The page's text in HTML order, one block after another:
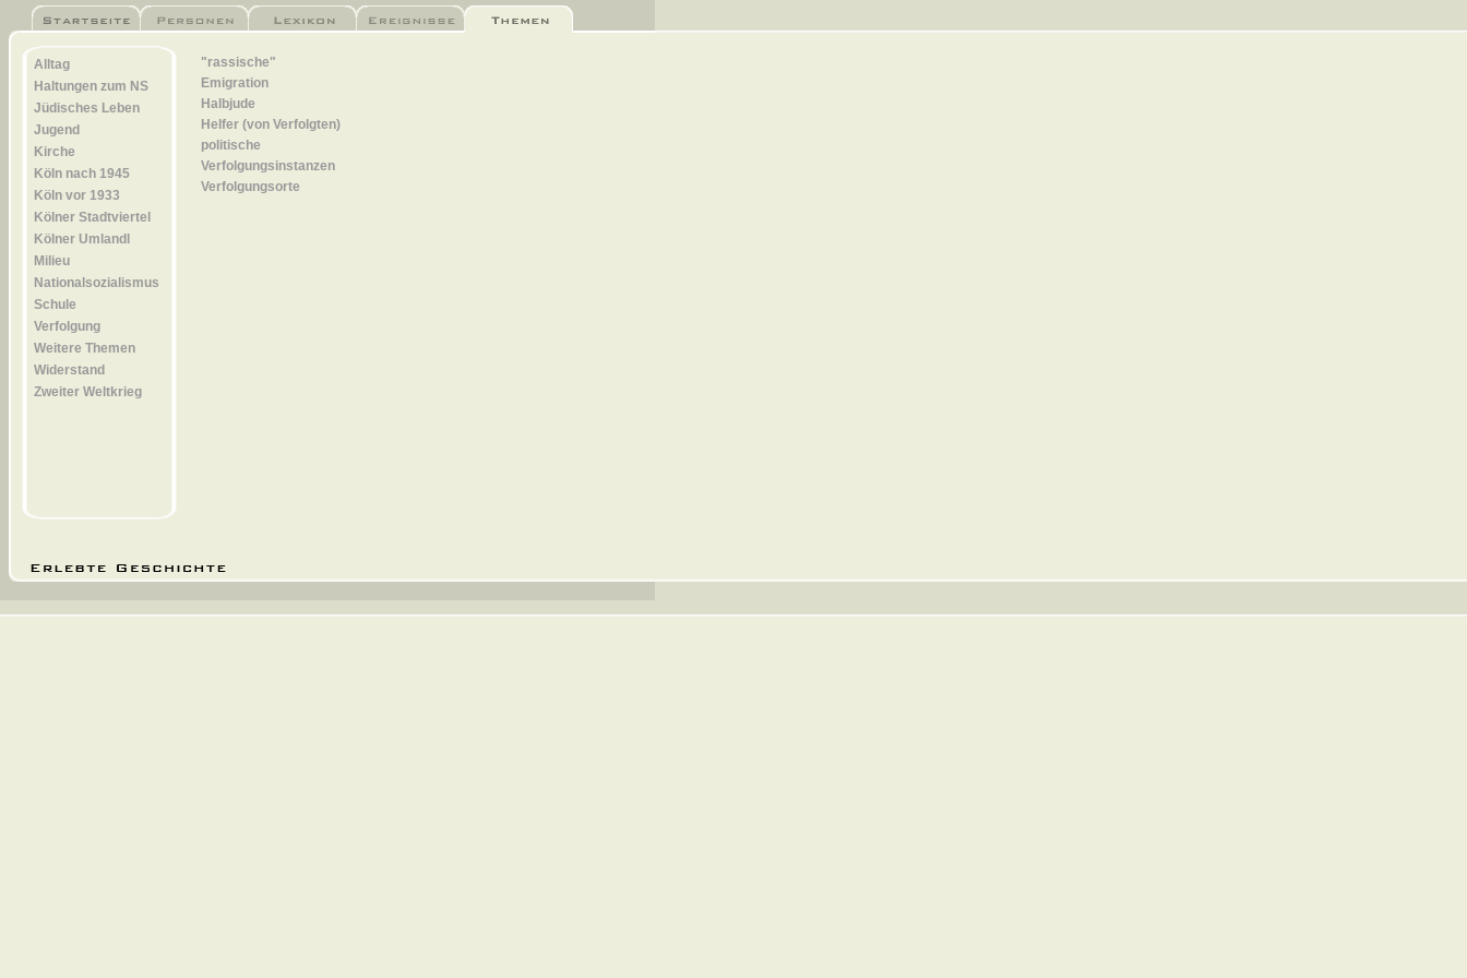
Alltag
Haltungen zum NS
Jüdisches Leben
Jugend
Kirche
Köln nach 1945
Köln vor 1933
Kölner Stadtviertel
Kölner Umlandl
Milieu
Nationalsozialismus
Schule
Verfolgung
Weitere Themen
Widerstand
Zweiter Weltkrieg
"rassische"
Emigration
Halbjude
Helfer (von Verfolgten)
politische
Verfolgungsinstanzen
Verfolgungsorte